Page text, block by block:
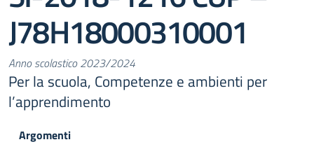
J78H18000310001
Anno scolastico 2023/2024
Per la scuola, Competenze e ambienti per
l’apprendimento
Argomenti